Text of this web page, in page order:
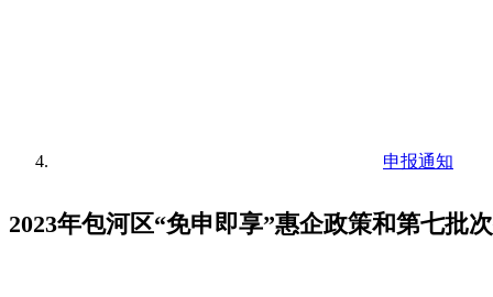
申报通知
2023年包河区“免申即享”惠企政策和第七批